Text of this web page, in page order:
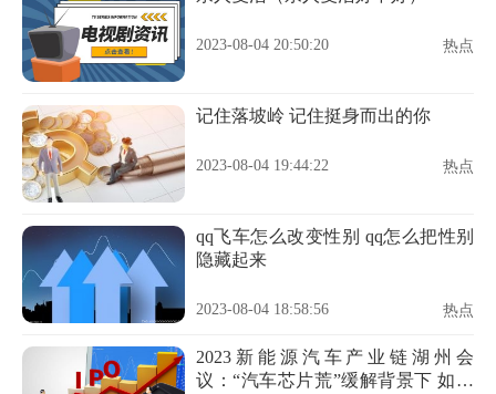
2023-08-04 20:50:20 热点
记住落坡岭 记住挺身而出的你
2023-08-04 19:44:22 热点
qq飞车怎么改变性别 qq怎么把性别
隐藏起来
2023-08-04 18:58:56 热点
2023新能源汽车产业链湖州会
议：“汽车芯片荒”缓解背景下 如何